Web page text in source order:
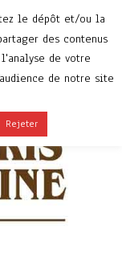
le dépôt et/ou la
des contenus
de votre
de notre site
Rejeter